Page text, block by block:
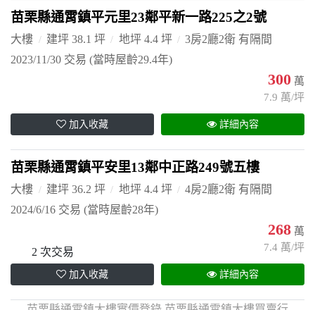
苗栗縣通霄鎮平元里23鄰平新一路225之2號
大樓 建坪 38.1 坪 地坪 4.4 坪
3房2廳2衛 有隔間
2023/11/30 交易 (當時屋齡29.4年)
300 萬
7.9 萬/坪
加入收藏 詳細內容
苗栗縣通霄鎮平安里13鄰中正路249號五樓
大樓 建坪 36.2 坪 地坪 4.4 坪
4房2廳2衛 有隔間
2024/6/16 交易 (當時屋齡28年)
2 次交易
268 萬
7.4 萬/坪
加入收藏 詳細內容